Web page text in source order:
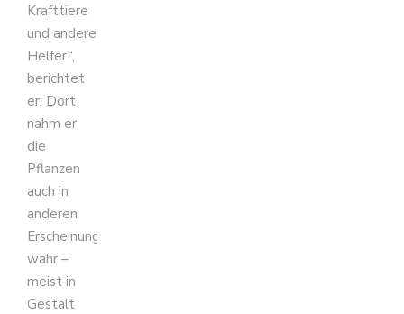
Krafttiere
und andere
Helfer“,
berichtet
er. Dort
nahm er
die
Pflanzen
auch in
anderen
Erscheinungsformen
wahr –
meist in
Gestalt